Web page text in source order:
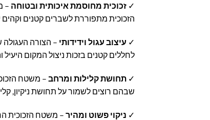
✓ זכוכית מחוסמת איכותית ובטוחה
הזכוכית מתפוררת לשברים קטנים
✓ עיצוב עגול וידידותי – הצורה העגולה
לחללים קטנים בזכות ניצול המקום היעיל
✓ תחושת קלילות ומרחב – משטח
שבהם רוצים לשמור על תחושת ניקיון,
✓ ניקוי פשוט ומהיר – משטח הזכוכית